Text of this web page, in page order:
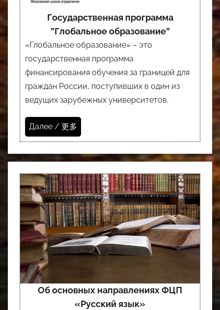
Государственная программа
”Глобальное образование”
«Глобальное образование» – это
государственная программа
финансирования обучения за границей для
граждан России, поступивших в один из
ведущих зарубежных университетов.
Далее / 更多
Об основных направлениях ФЦП
«Русский язык»